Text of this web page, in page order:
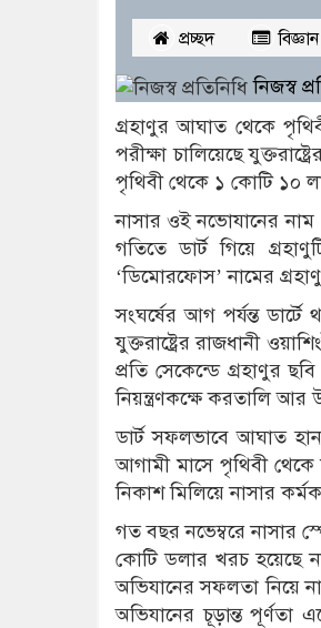
প্রচ্ছদ
নিজস্ব
গ্রহাণুর আঘাত থেকে
পরীক্ষা চালিয়েছে
পৃথিবী থেকে ১ কোটি ১০
নাসার ওই নভোযানের নাম
গতিতে ডার্ট গিয়ে
‘ডিমোরফোস’ নামের
সংঘর্ষের আগ পর্যন্ত
যুক্তরাষ্ট্রের রাজধানী
প্রতি সেকেন্ডে গ্রহাণুর
নিয়ন্ত্রণকক্ষে করতালি আর
ডার্ট সফলভাবে আঘাত
আগামী মাসে পৃথিবী থেকে
নিকাশ মিলিয়ে নাসার
গত বছর নভেম্বরে নাসার
কোটি ডলার খরচ হয়েছে
অভিযানের সফলতা নিয়ে
অভিযানের চূড়ান্ত পূর্ণতা